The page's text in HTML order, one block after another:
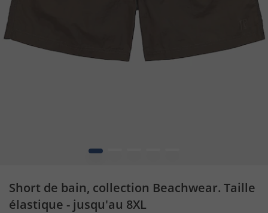
1
Short de bain, collection Beachwear. Taille
élastique - jusqu'au 8XL